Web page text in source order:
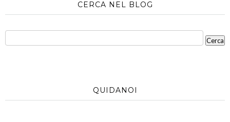
CERCA NEL BLOG
QUIDANOI